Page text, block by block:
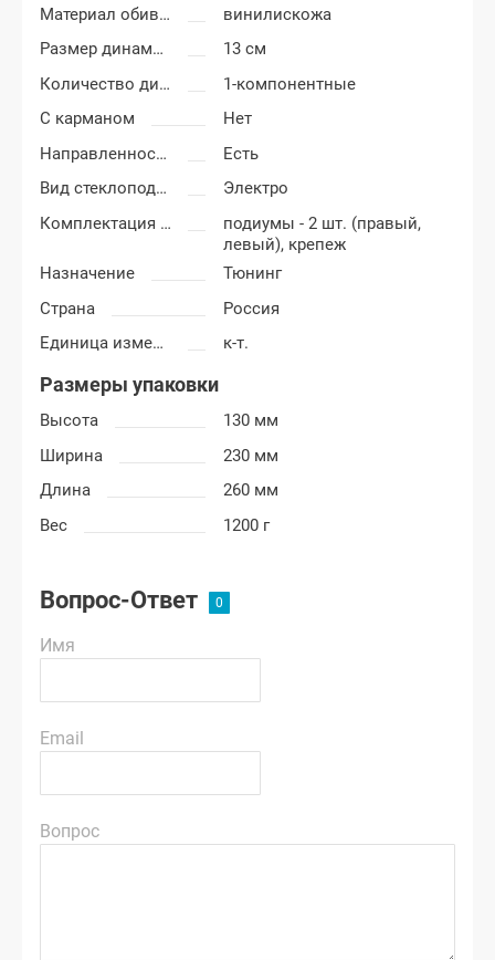
Материал обивки подиумов
винилискожа
Размер динамиков
13 см
Количество динамиков
1-компонентные
С карманом
Нет
Направленность
Есть
Вид стеклоподъемников
Электро
Комплектация подиумов
подиумы - 2 шт. (правый,
левый), крепеж
Назначение
Тюнинг
Страна
Россия
Единица измерения
к-т.
Размеры упаковки
Высота
130 мм
Ширина
230 мм
Длина
260 мм
Вес
1200 г
Вопрос-Ответ
Имя
Email
Вопрос